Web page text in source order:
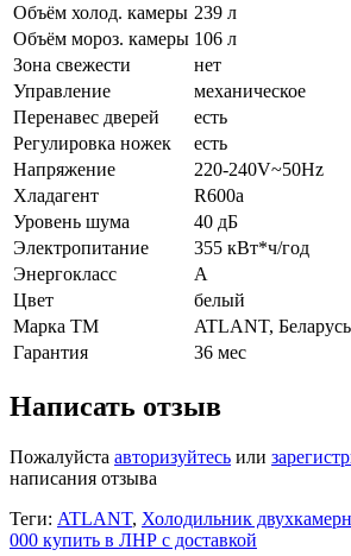
Объём холод. камеры 239 л
Объём мороз. камеры 106 л
Зона свежести
нет
Управление
механическое
Перенавес дверей
есть
Регулировка ножек
есть
Напряжение
220-240V~50Hz
Хладагент
R600a
Уровень шума
40 дБ
Электропитание
355 кВт*ч/год
Энергокласс
А
Цвет
белый
Марка ТМ
ATLANT, Беларусь
Гарантия
36 мес
Написать отзыв
Пожалуйста авторизуйтесь или
написания отзыва
Теги: ATLANT, Холодильник
000 купить в ЛНР с доставкой